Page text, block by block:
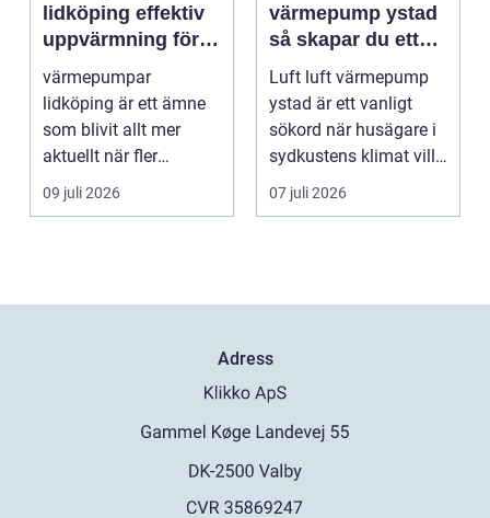
lidköping effektiv
uppvärmning för
hus och
fastigheter
värmepumpar
lidköping är ett ämne
som blivit allt mer
aktuellt när fler
fastighetsägare vill
kombine...
09 juli 2026
värmepump ystad
så skapar du ett
behagligt
inomhusklimat
Året om
Luft luft värmepump
ystad är ett vanligt
sökord när husägare i
sydkustens klimat vill
hitta ett smar...
07 juli 2026
Adress